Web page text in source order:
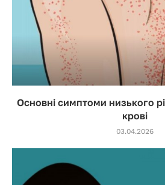
Основні симптоми низького
крові
03.04.2026